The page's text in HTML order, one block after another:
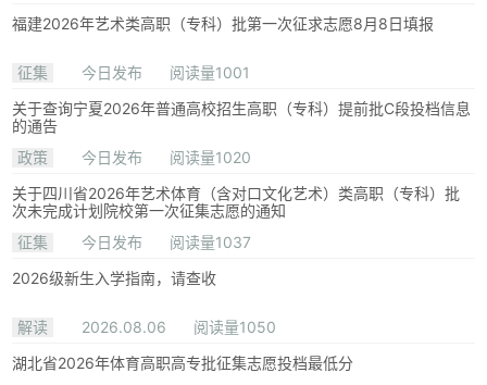
福建2026年艺术类高职（专科）批第一次征求志愿8月8日填报
征集 今日发布
阅读量1001
关于查询宁夏2026年普通高校招生高职（专科）提前批C段投档信息
的通告
政策
今日发布
阅读量1020
关于四川省2026年艺术体育（含对口文化艺术）类高职（专科）批
次未完成计划院校第一次征集志愿的通知
征集
今日发布
阅读量1037
2026级新生入学指南，请查收
解读 2026.08.06
阅读量1050
湖北省2026年体育高职高专批征集志愿投档最低分